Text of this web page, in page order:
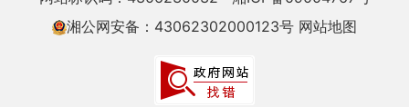
湘公网安备：43062302000123号 网站地图